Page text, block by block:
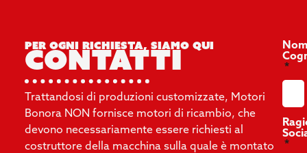
Per ogni richiesta, siamo qui
contatti
Trattandosi di produzioni customizzate, Motori
Bonora NON fornisce motori di ricambio, che
devono necessariamente essere richiesti al
costruttore della macchina sulla quale è montato